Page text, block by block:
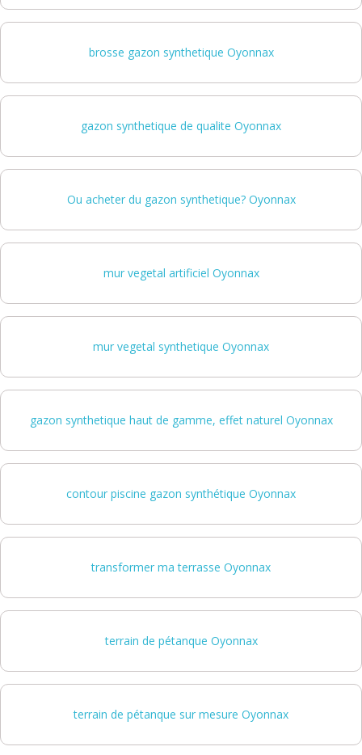
brosse gazon synthetique Oyonnax
gazon synthetique de qualite Oyonnax
Ou acheter du gazon synthetique? Oyonnax
mur vegetal artificiel Oyonnax
mur vegetal synthetique Oyonnax
gazon synthetique haut de gamme, effet naturel Oyonnax
contour piscine gazon synthétique Oyonnax
transformer ma terrasse Oyonnax
terrain de pétanque Oyonnax
terrain de pétanque sur mesure Oyonnax